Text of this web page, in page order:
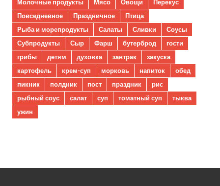
Молочные продукты
Мясо Овощи
Перекус
Повседневное
Праздничное
Птица
Рыба и морепродукты
Салаты Сливки
Соусы
Субпродукты
Сыр Фарш бутерброд
гости
грибы
детям духовка завтрак
закуска
картофель
крем-суп морковь напиток
обед
пикник
полдник пост праздник
рис
рыбный соус
салат суп томатный суп
тыква
ужин